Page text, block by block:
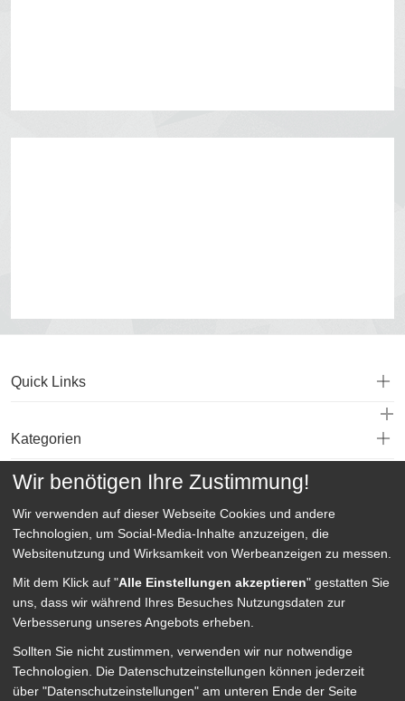
Quick Links
Kategorien
Wir benötigen Ihre Zustimmung!
Wir verwenden auf dieser Webseite Cookies und andere
Technologien, um Social-Media-Inhalte anzuzeigen, die
Websitenutzung und Wirksamkeit von Werbeanzeigen zu messen.
Mit dem Klick auf "Alle Einstellungen akzeptieren" gestatten Sie
uns, dass wir während Ihres Besuches Nutzungsdaten zur
Verbesserung unseres Angebots erheben.
Sollten Sie nicht zustimmen, verwenden wir nur notwendige
Technologien.
Die Datenschutzeinstellungen können jederzeit
über "Datenschutzeinstellungen" am unteren Ende der Seite